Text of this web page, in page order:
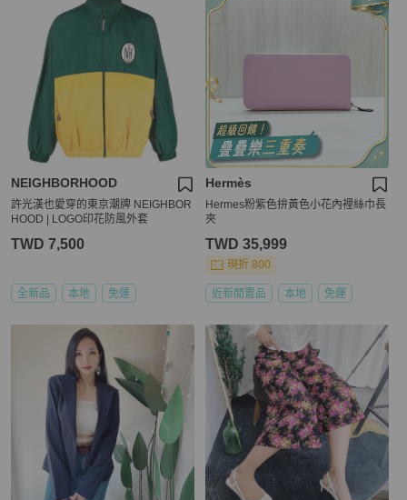
NEIGHBORHOOD
許光漢也愛穿的東京潮牌 NEIGHBOR
HOOD | LOGO印花防風外套
TWD 7,500
全新品 本地 免運
Hermès
Hermes粉紫色拚黃色小花內裡絲巾長
夾
TWD 35,999
現折 800
近新閒置品 本地 免運